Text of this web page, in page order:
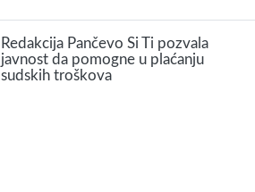
Redakcija Pančevo Si Ti pozvala
javnost da pomogne u plaćanju
sudskih troškova